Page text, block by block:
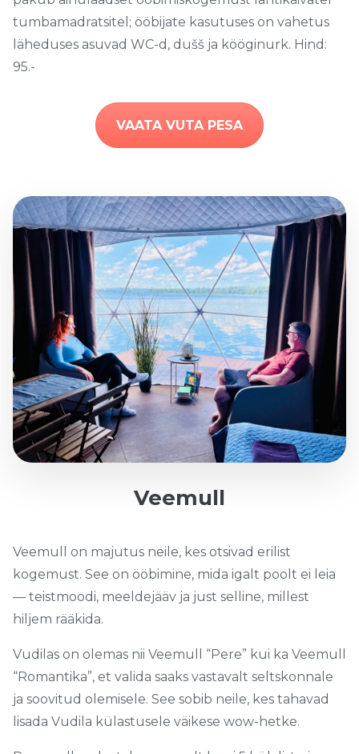
tumbamadratsitel; ööbijate kasutuses on vahetus
läheduses asuvad WC-d, dušš ja kööginurk. Hind:
95.-
VAATA VUTA PESA
Veemull
Veemull on majutus neile, kes otsivad erilist
kogemust. See on ööbimine, mida igalt poolt ei leia
— teistmoodi, meeldejääv ja just selline, millest
hiljem rääkida.
Vudilas on olemas nii Veemull “Pere” kui ka Veemull
“Romantika”, et valida saaks vastavalt seltskonnale
ja soovitud olemisele. See sobib neile, kes tahavad
lisada Vudila külastusele väikese wow-hetke.